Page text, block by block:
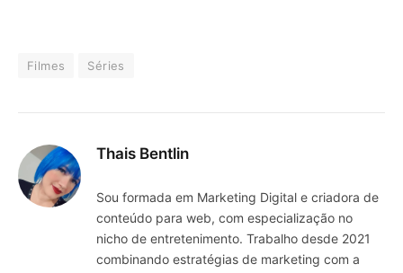
Filmes Séries
Thais Bentlin
Sou formada em Marketing Digital e criadora de
conteúdo para web, com especialização no
nicho de entretenimento. Trabalho desde 2021
combinando estratégias de marketing com a